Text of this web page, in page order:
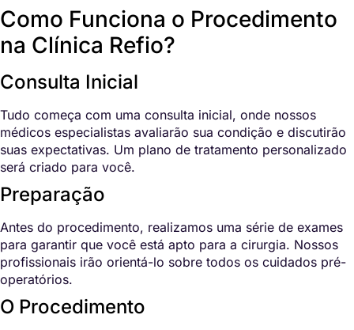
Como Funciona o Procedimento
na Clínica Refio?
Consulta Inicial
Tudo começa com uma consulta inicial, onde nossos
médicos especialistas avaliarão sua condição e discutirão
suas expectativas. Um plano de tratamento personalizado
será criado para você.
Preparação
Antes do procedimento, realizamos uma série de exames
para garantir que você está apto para a cirurgia. Nossos
profissionais irão orientá-lo sobre todos os cuidados pré-
operatórios.
O Procedimento